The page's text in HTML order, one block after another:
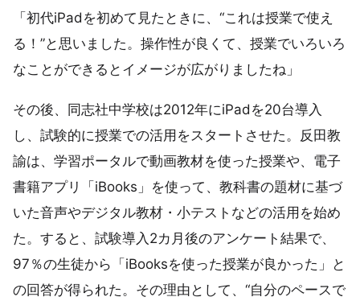
「初代iPadを初めて見たときに、“これは授業で使え
る！”と思いました。操作性が良くて、授業でいろいろ
なことができるとイメージが広がりましたね」
その後、同志社中学校は2012年にiPadを20台導入
し、試験的に授業での活用をスタートさせた。反田教
諭は、学習ポータルで動画教材を使った授業や、電子
書籍アプリ「iBooks」を使って、教科書の題材に基づ
いた音声やデジタル教材・小テストなどの活用を始め
た。すると、試験導入2カ月後のアンケート結果で、
97％の生徒から「iBooksを使った授業が良かった」と
の回答が得られた。その理由として、“自分のペースで